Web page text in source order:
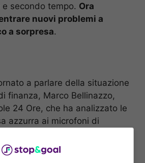
secondo tempo. Ora
nuovi problemi a
a sorpresa.
a parlare della situazione
finanza, Marco Bellinazzo,
24 Ore, che ha analizzato le
azzurra ai microfoni di
con l’aumento degli
e dei ricavi internazionali,